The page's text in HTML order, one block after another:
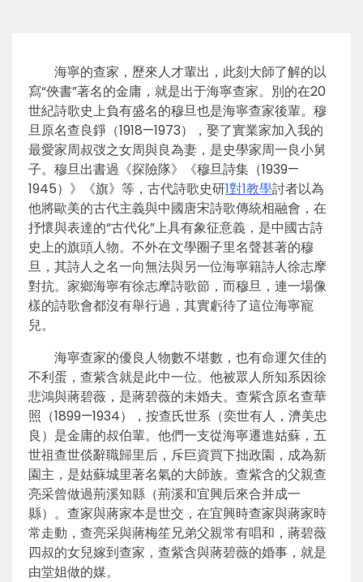
海寧的查家，歷來人才輩出，此刻大師了解的以
寫“俠書”著名的金庸，就是出于海寧查家。別的在20
世紀詩歌史上負有盛名的穆旦也是海寧查家後輩。穆
旦原名查良錚（1918—1973），娶了實業家加入我的
最愛家周叔弢之女周與良為妻，是史學家周一良小舅
子。穆旦出書過《探險隊》《穆旦詩集（1939—
1945）》《旗》等，古代詩歌史研1對1教學討者以為
他將歐美的古代主義與中國唐宋詩歌傳統相融會，在
抒懷與表達的“古代化”上具有象征意義，是中國古詩
史上的旗頭人物。不外在文學圈子里名聲甚著的穆
旦，其詩人之名一向無法與另一位海寧籍詩人徐志摩
對抗。家鄉海寧有徐志摩詩歌節，而穆旦，連一場像
樣的詩歌會都沒有舉行過，其實虧待了這位海寧寵
兒。
海寧查家的優良人物數不堪數，也有命運欠佳的
不利蛋，查紫含就是此中一位。他被眾人所知系因徐
悲鴻與蔣碧薇，是蔣碧薇的未婚夫。查紫含原名查華
照（1899—1934），按查氏世系（奕世有人，濟美忠
良）是金庸的叔伯輩。他們一支從海寧遷進姑蘇，五
世祖查世倓辭職歸里后，斥巨資買下拙政園，成為新
園主，是姑蘇城里著名氣的大師族。查紫含的父親查
亮采曾做過荊溪知縣（荊溪和宜興后來合并成一
縣）。查家與蔣家本是世交，在宜興時查家與蔣家時
常走動，查亮采與蔣梅笙兄弟父親常有唱和，蔣碧薇
四叔的女兒嫁到查家，查紫含與蔣碧薇的婚事，就是
由堂姐做的媒。